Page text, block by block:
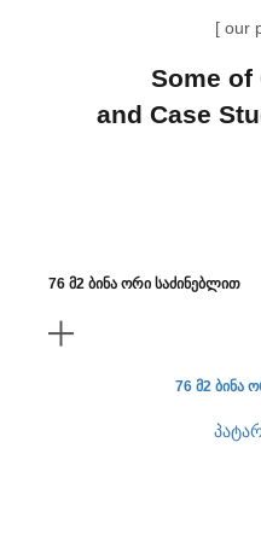
[ our
Some of
and Case
76 მ2 ბინა ორი საძინებლით
76 მ2 ბინა